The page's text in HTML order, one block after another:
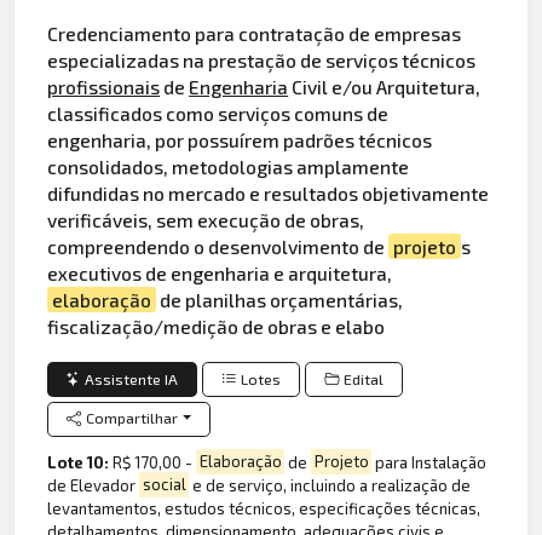
Credenciamento para contratação de empresas
especializadas na prestação de serviços técnicos
profissionais de Engenharia Civil e/ou Arquitetura,
classificados como serviços comuns de
engenharia, por possuírem padrões técnicos
consolidados, metodologias amplamente
difundidas no mercado e resultados objetivamente
verificáveis, sem execução de obras,
compreendendo o desenvolvimento de projeto s
executivos de engenharia e arquitetura,
elaboração de planilhas orçamentárias,
fiscalização/medição de obras e elabo
Assistente IA Lotes Edital
Compartilhar
Lote 10:R$ 170,00 - Elaboração de Projeto para Instalação
de Elevador social e de serviço, incluindo a realização de
levantamentos, estudos técnicos, especificações técnicas,
detalhamentos, dimensionamento, adequações civis e